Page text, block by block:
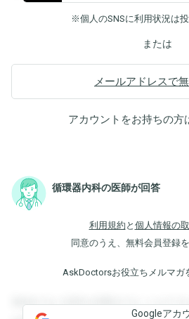
※個人のSNSに利用状況は
または
メールアドレスで
アカウントをお持ちの方
循環器内科の医師が回答
利用規約 と 個人情報の
同意のうえ、無料会員登録
AskDoctorsお役立ちメルマガ
登録すると回答を閲覧することがで
Googleアカ